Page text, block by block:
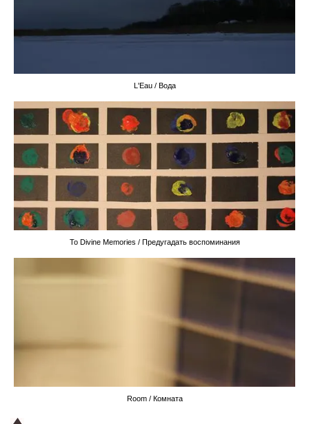
L'Eau / Вода
To Divine Memories / Предугадать воспоминания
Room / Комната